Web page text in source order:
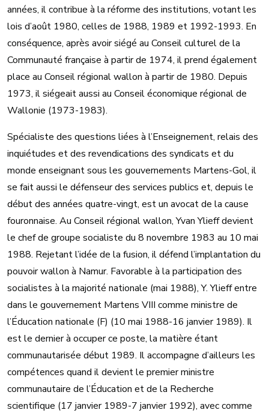
années, il contribue à la réforme des institutions, votant les
lois d’août 1980, celles de 1988, 1989 et 1992-1993. En
conséquence, après avoir siégé au Conseil culturel de la
Communauté française à partir de 1974, il prend également
place au Conseil régional wallon à partir de 1980. Depuis
1973, il siégeait aussi au Conseil économique régional de
Wallonie (1973-1983).
Spécialiste des questions liées à l’Enseignement, relais des
inquiétudes et des revendications des syndicats et du
monde enseignant sous les gouvernements Martens-Gol, il
se fait aussi le défenseur des services publics et, depuis le
début des années quatre-vingt, est un avocat de la cause
fouronnaise. Au Conseil régional wallon, Yvan Ylieff devient
le chef de groupe socialiste du 8 novembre 1983 au 10 mai
1988. Rejetant l’idée de la fusion, il défend l’implantation du
pouvoir wallon à Namur. Favorable à la participation des
socialistes à la majorité nationale (mai 1988), Y. Ylieff entre
dans le gouvernement Martens VIII comme ministre de
l’Éducation nationale (F) (10 mai 1988-16 janvier 1989). Il
est le dernier à occuper ce poste, la matière étant
communautarisée début 1989. Il accompagne d’ailleurs les
compétences quand il devient le premier ministre
communautaire de l’Éducation et de la Recherche
scientifique (17 janvier 1989-7 janvier 1992), avec comme